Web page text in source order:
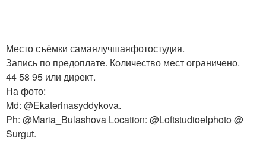
Место съёмки самаялучшаяфотостудия.
Запись по предоплате. Количество мест ограничено.
44 58 95 или директ.
На фото:
Md: @Ekaterinasyddykova.
Ph: @Maria_Bulashova Location: @Loftstudioelphoto @
Surgut.